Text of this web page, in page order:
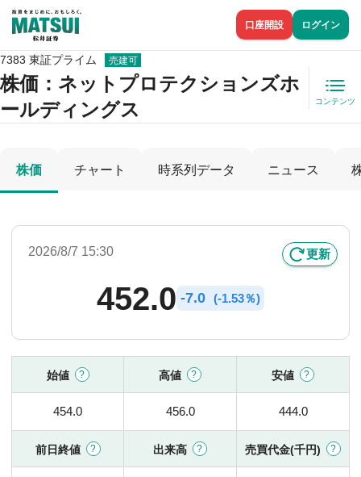
口座開設 ログイン
7383 東証プライム 売建可
株価 ：ネットプロテクションズホ
ールディングス
コンテンツ
株価 チャート 時系列データ ニュース
2026/8/7 15:30 更新
452.0 -7.0 (-1.53％)
始値 高値 安値
454.0 456.0 444.0
前日終値 出来高 売買代金(千円)